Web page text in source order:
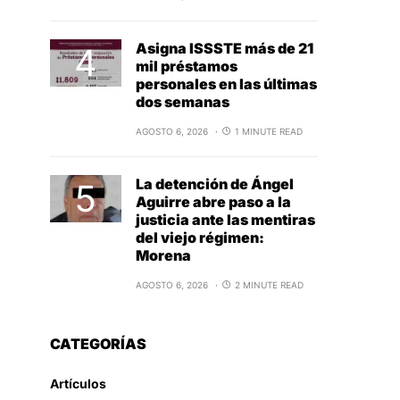
Asigna ISSSTE más de 21
mil préstamos
personales en las últimas
dos semanas
AGOSTO 6, 2026 1 MINUTE READ
La detención de Ángel
Aguirre abre paso a la
justicia ante las mentiras
del viejo régimen:
Morena
AGOSTO 6, 2026 2 MINUTE READ
CATEGORÍAS
Artículos